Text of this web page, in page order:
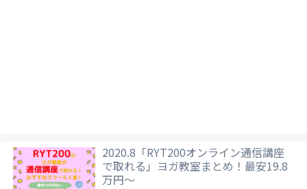
2020.8「RYT200オンライン通信講座
で取れる」ヨガ教室まとめ！最安19.8
万円～